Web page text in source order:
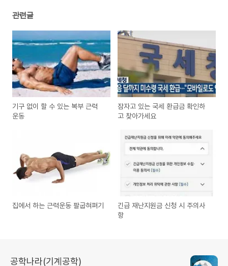
관련글
기구 없이 할 수 있는 복부 근력
운동
잠자고 있는 국세 환급금 확인하
고 찾아가세요
집에서 하는 근력운동 팔굽혀펴기
긴급 재난지원금 신청 시 주의사
항
공학나라(기계공학)